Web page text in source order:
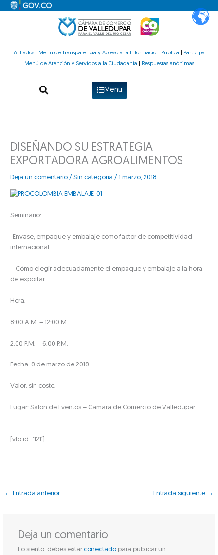
Afiliados| Menú de Transparencia y Acceso a la Información Pública
Participa
Menú de Atención y Servicios a la Ciudadanía
Respuestas anónimas
Menú
DISEÑANDO SU ESTRATEGIA
EXPORTADORA AGROALIMENTOS
Deja un comentario /Sin categoría /1 marzo, 2018
Seminario:
-Envase, empaque y embalaje como factor de competitividad
internacional.
– Cómo elegir adecuadamente el empaque y embalaje a la hora
de exportar.
Hora:
8:00 A.M. – 12:00 M.
2:00 P.M. – 6:00 P.M.
Fecha: 8 de marzo de 2018.
Valor: sin costo.
Lugar: Salón de Eventos – Cámara de Comercio de Valledupar.
[vfb id=’121′]
← Entrada anterior Entrada siguiente →
Deja un comentario
Lo siento, debes estar conectadopara publicar un